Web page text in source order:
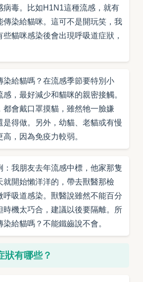
病毒。比如H1N1這種流感，就有
傳染給貓咪。這可不是開玩笑，我
貓咪感染後會出現呼吸道症狀，
染給貓嗎？在流感季節要特別小
，最好減少和貓咪的親密接觸。
都會戴口罩摸貓，雖然牠一臉嫌
是得做。另外，幼貓、老貓或有慢
，因為免疫力較弱。
：我朋友去年流感中標，他家那隻
就開始懶洋洋的，帶去獸醫那檢
呼吸道感染。獸醫說雖然不能百分
時機太巧合，建議以後要隔離。所
染給貓嗎？不能鐵齒說不會。
狀有哪些？